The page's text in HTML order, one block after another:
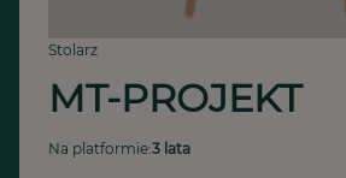
Stolarz
MT-PROJEKT
Na platformie:3 lata